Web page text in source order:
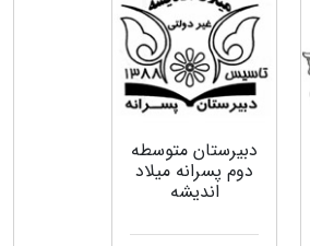
دبیرستان متوسطه
دوم پسرانه میلاد
اندیشه